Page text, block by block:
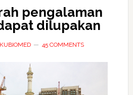
pengalaman
dilupakan
45 COMMENTS